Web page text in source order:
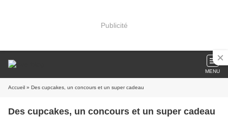
Publicité
MENU
Accueil » Des cupcakes, un concours et un super cadeau
Des cupcakes, un concours et un super cadeau